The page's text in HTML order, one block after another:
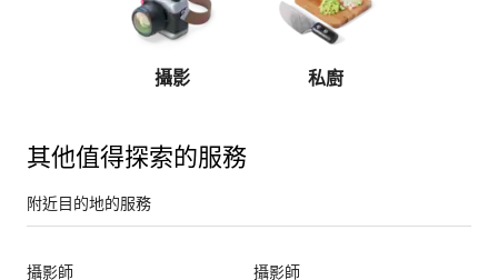
攝影 私廚
其他值得探索的服務
附近目的地的服務
攝影師
攝影師